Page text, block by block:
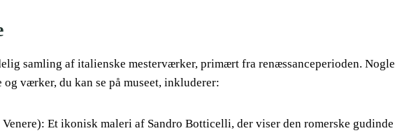
samling af italienske mesterværker, primært fra renæssanceperioden. Nogle
og værker, du kan se på museet, inkluderer:
Et ikonisk maleri af Sandro Botticelli, der viser den romerske gudinde